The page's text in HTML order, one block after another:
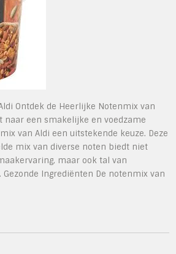
Ontdek de Heerlijke Notenmix van
naar een smakelijke en voedzame
van Aldi een uitstekende keuze. Deze
mix van diverse noten biedt niet
maar ook tal van
Gezonde Ingrediënten De notenmix van